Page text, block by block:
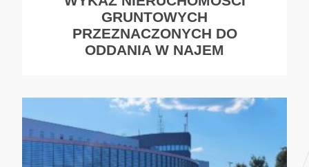
GRUNTOWYCH
PRZEZNACZONYCH DO
ODDANIA W NAJEM